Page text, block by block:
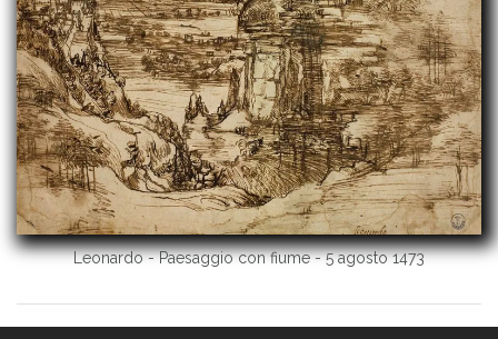
Leonardo - Paesaggio con fiume - 5 agosto 1473